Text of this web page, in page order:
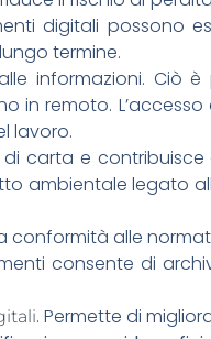
digitali possono
termine.
informazioni. Ciò è
in remoto. L’accesso
lavoro.
carta e
ambientale legato
conformità alle
consente di
. Permette di